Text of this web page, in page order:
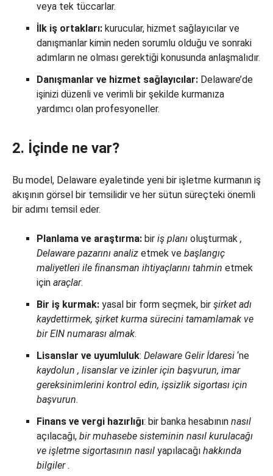
veya tek tüccarlar.
İlk iş ortakları: kurucular, hizmet sağlayıcılar ve
danışmanlar kimin neden sorumlu olduğu ve sonraki
adımların ne olması gerektiği konusunda anlaşmalıdır.
Danışmanlar ve hizmet sağlayıcılar: Delaware’de
işinizi düzenli ve verimli bir şekilde kurmanıza
yardımcı olan profesyoneller.
2. İçinde ne var?
Bu model, Delaware eyaletinde yeni bir işletme kurmanın iş
akışının görsel bir temsilidir ve her sütun süreçteki önemli
bir adımı temsil eder.
Planlama ve araştırma: bir iş planı oluşturmak ,
Delaware pazarını analiz etmek ve başlangıç
maliyetleri ile finansman ihtiyaçlarını tahmin etmek
için araçlar.
Bir iş kurmak: yasal bir form seçmek, bir şirket adı
kaydettirmek, şirket kurma sürecini tamamlamak ve
bir EIN numarası almak.
Lisanslar ve uyumluluk: Delaware Gelir İdaresi ‘ne
kaydolun , lisanslar ve izinler için başvurun, imar
gereksinimlerini kontrol edin, işsizlik sigortası için
başvurun.
Finans ve vergi hazırlığı: bir banka hesabının nasıl
açılacağı, bir muhasebe sisteminin nasıl kurulacağı
ve işletme sigortasının nasıl yapılacağı hakkında
bilgiler .